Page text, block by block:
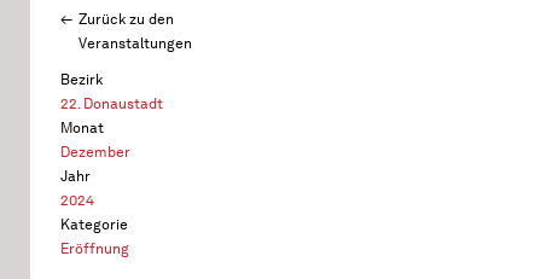
Zurück zu den
Veranstaltungen
Bezirk
22. Donaustadt
Monat
Dezember
Jahr
2024
Kategorie
Eröffnung